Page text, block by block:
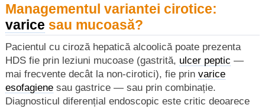
Managementul variantei cirotice:
varice sau mucoasă?
Pacientul cu ciroză hepatică alcoolică poate prezenta
HDS fie prin leziuni mucoase (gastrită, ulcer peptic —
mai frecvente decât la non-cirotici), fie prin varice
esofagienesau gastrice — sau prin combinație.
Diagnosticul diferențial endoscopic este critic deoarece